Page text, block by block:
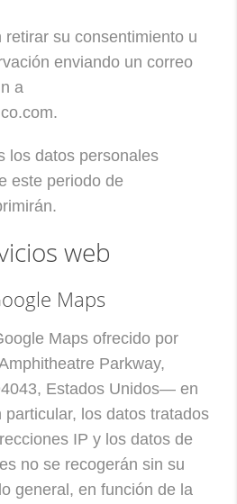
su consentimiento u
enviando un correo
a
los datos personales
este periodo de
web
Maps
Maps ofrecido por
Parkway,
Estados Unidos— en
los datos tratados
IP y los datos de
no se recogerán sin su
general, en función de la